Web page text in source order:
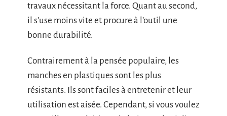
travaux nécessitant la force. Quant au second,
il s’use moins vite et procure à l’outil une
bonne durabilité.
Contrairement à la pensée populaire, les
manches en plastiques sont les plus
résistants. Ils sont faciles à entretenir et leur
utilisation est aisée. Cependant, si vous voulez